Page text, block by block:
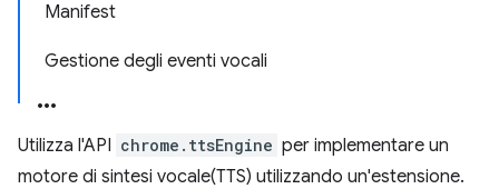
Manifest
Gestione degli eventi vocali
Utilizza l'API chrome.ttsEngine per implementare un
motore di sintesi vocale(TTS) utilizzando un'estensione.